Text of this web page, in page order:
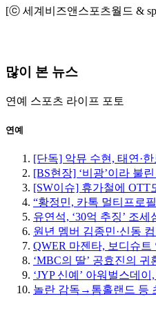
[ⓒ 세계비즈앤스포츠월드 &
많이 본 뉴스
연예 스포츠 라이프 포토
연예
[단독] 악뮤 수현, 태연·
[BS현장] ‘비광’이라 불
[SW이슈] 휴가철에 OTT
“황정민, 카톡 멀티프로
유연석, ‘30억 추징’ 조
원년 멤버 김종민·신동
QWER 마젠타, 보디슈
‘MBC의 딸’ 공효진의
‘JYP 신예’ 아워벌스데
놀란 감독→톰홀랜드 등